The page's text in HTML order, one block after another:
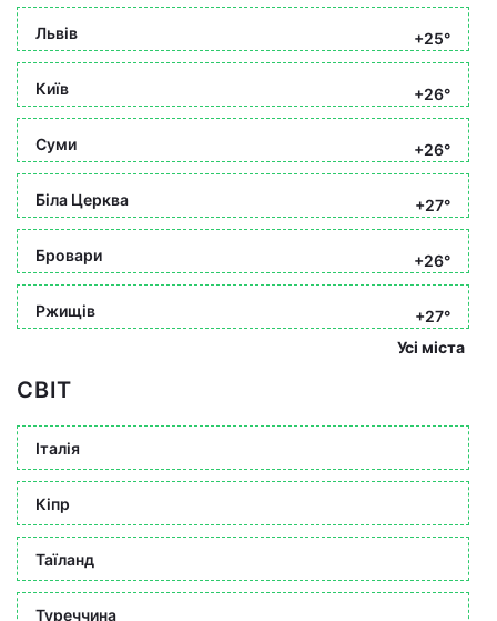
Львів +25°
Київ +26°
Суми +26°
Біла Церква +27°
Бровари +26°
Ржищів
+27°
Усі міста
СВІТ
Італія
Кіпр
Таїланд
Туреччина